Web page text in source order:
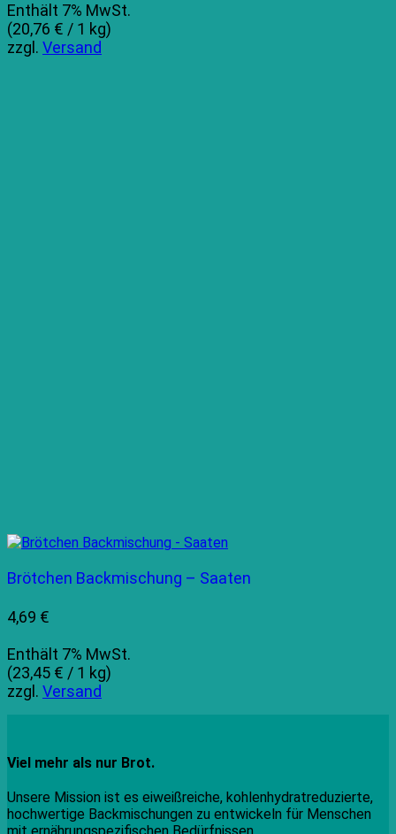
Enthält 7% MwSt.
(20,76 € / 1 kg)
zzgl. Versand
Brötchen Backmischung – Saaten
4,69 €
Enthält 7% MwSt.
(23,45 € / 1 kg)
zzgl. Versand
Viel mehr als nur Brot.
Unsere Mission ist es eiweißreiche, kohlenhydratreduzierte,
hochwertige Backmischungen zu entwickeln für Menschen